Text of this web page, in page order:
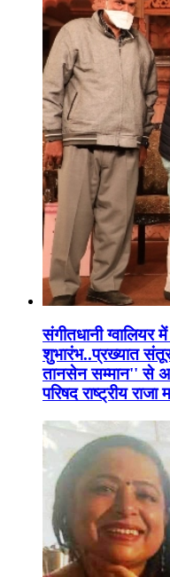
संगीतधानी ग्वालियर
शुभारंभ..प्रख्यात
तानसेन सम्मान'' से
परिषद राष्ट्रीय